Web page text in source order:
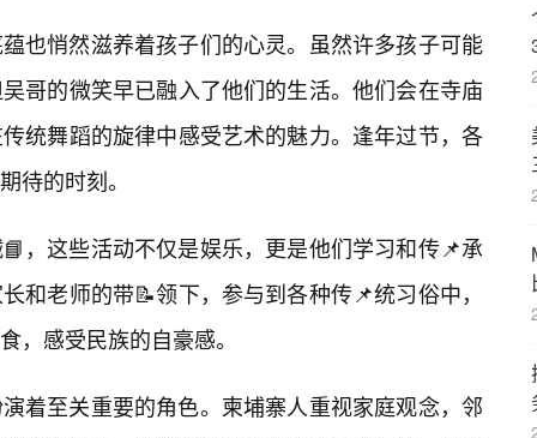
也悄然滋养着孩子们的心灵。虽然许多孩子可能
哥的微笑早已融入了他们的生活。他们会在寺庙
统舞蹈的旋律中感受艺术的魅力。逢年过节，各
待的时刻。
，这些活动不仅是娱乐，更是他们学习和传📌承
和老师的带📝领下，参与到各种传📌统习俗中，
，感受民族的自豪感。
着至关重要的角色。柬埔寨人重视家庭观念，邻